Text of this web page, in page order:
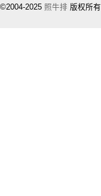
©2004-2025 照牛排 版权所有